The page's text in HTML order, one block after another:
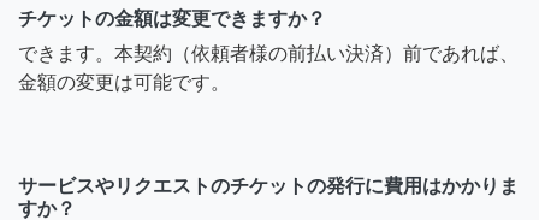
チケットの金額は変更できますか？
できます。本契約（依頼者様の前払い決済）前であれば、
金額の変更は可能です。
サービスやリクエストのチケットの発行に費用はかかりま
すか？